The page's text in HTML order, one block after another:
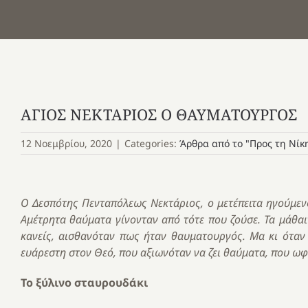
ΑΓΙΟΣ ΝΕΚΤΑΡΙΟΣ Ο ΘΑΥΜΑΤΟΥΡΓΟΣ
12 Νοεμβρίου, 2020 | Categories: Άρθρα από το "Προς τη
Ο Δεσπότης Πενταπόλεως Νεκτάριος, ο μετέπειτα
Αμέτρητα θαύματα γίνονταν από τότε που ζούσε. Τα
κανείς, αισθανόταν πως ήταν θαυματουργός. Μα κι
ευάρεστη στον Θεό, που αξιωνόταν να ζει θαύματα, που
Το ξύλινο σταυρουδάκι